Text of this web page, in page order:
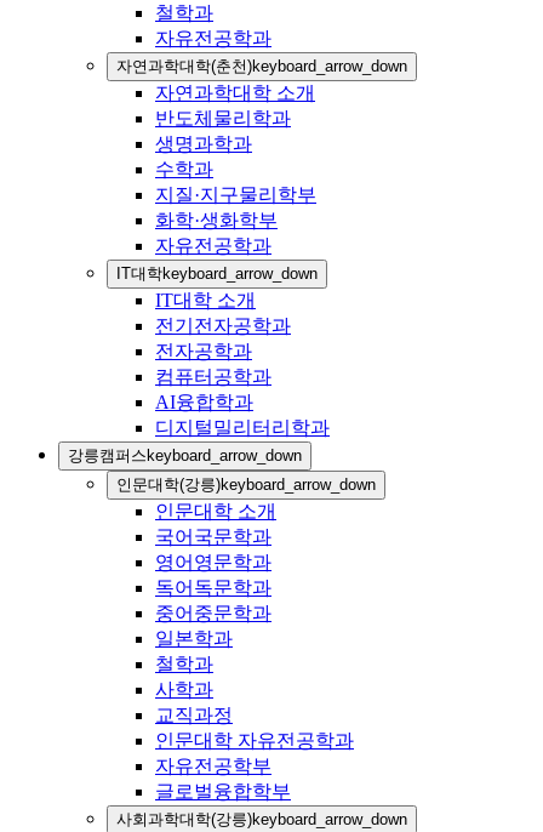
철학과
자유전공학과
자연과학대학(춘천)keyboard_arrow_down
자연과학대학 소개
반도체물리학과
생명과학과
수학과
지질·지구물리학부
화학·생화학부
자유전공학과
IT대학keyboard_arrow_down
IT대학 소개
전기전자공학과
전자공학과
컴퓨터공학과
AI융합학과
디지털밀리터리학과
강릉캠퍼스keyboard_arrow_down
인문대학(강릉)keyboard_arrow_down
인문대학 소개
국어국문학과
영어영문학과
독어독문학과
중어중문학과
일본학과
철학과
사학과
교직과정
인문대학 자유전공학과
자유전공학부
글로벌융합학부
사회과학대학(강릉)keyboard_arrow_down